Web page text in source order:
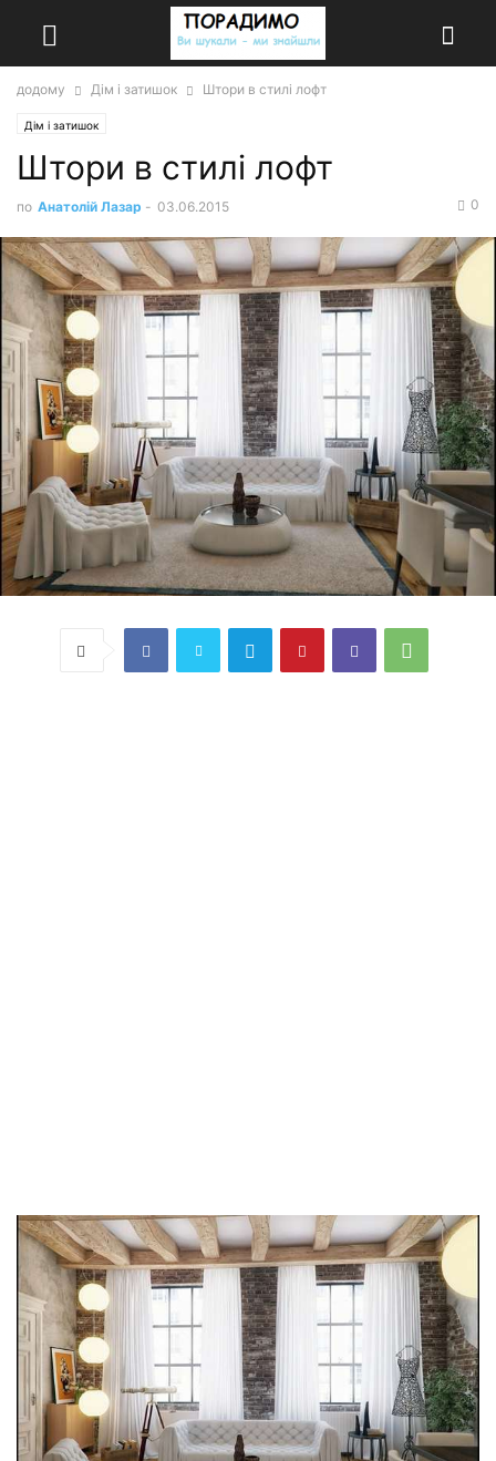
додому Дім і затишок Штори в стилі лофт
Дім і затишок
Штори в стилі лофт
по Анатолій Лазар - 03.06.2015 0